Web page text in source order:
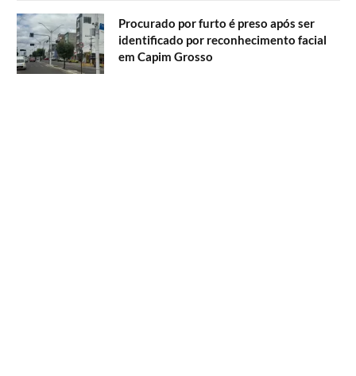
Procurado por furto é preso após ser
identificado por reconhecimento facial
em Capim Grosso